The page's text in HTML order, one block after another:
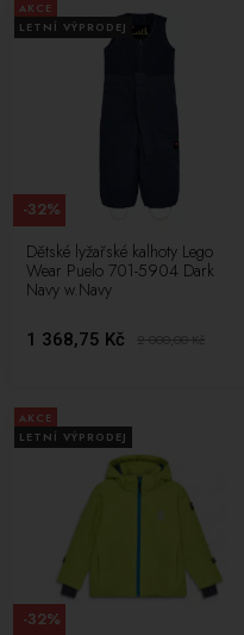
AKCE
LETNÍ VÝPRODEJ
Dětské lyžařské kalhoty Lego
Wear Puelo 701-5904 Dark
Navy w.Navy
1 368,75 Kč 2 000,00Kč
-32%
AKCE
LETNÍ VÝPRODEJ
-32%